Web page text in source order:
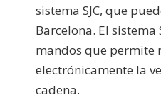
sistema SJC, que
Barcelona. El sistema
mandos que permite
electrónicamente la
cadena.